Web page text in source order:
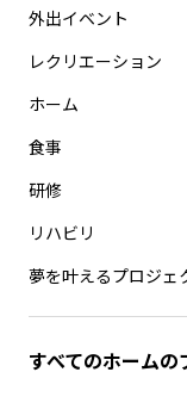
外出イベント
レクリエーション
ホーム
食事
研修
リハビリ
夢を叶えるプロジェ
すべてのホームの